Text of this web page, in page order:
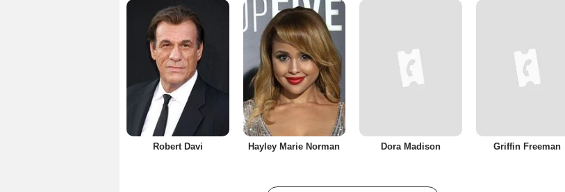
Robert Davi Hayley Marie Norman Dora Madison Griffin Freeman